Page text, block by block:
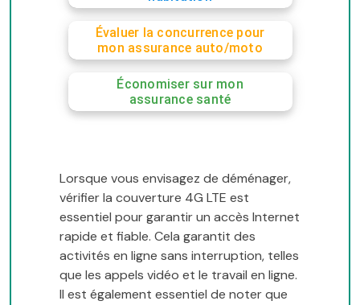
Évaluer la concurrence pour
mon assurance auto/moto
Économiser sur mon
assurance santé
Lorsque vous envisagez de déménager,
vérifier la couverture 4G LTE est
essentiel pour garantir un accès Internet
rapide et fiable. Cela garantit des
activités en ligne sans interruption, telles
que les appels vidéo et le travail en ligne.
Il est également essentiel de noter que